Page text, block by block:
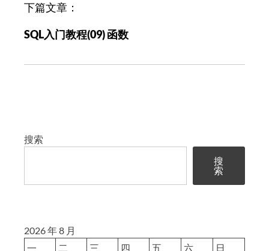
下篇文章：
SQL入门教程(09) 函数
搜索
搜
索
2026 年 8 月
一
二 三 四 五 六
日